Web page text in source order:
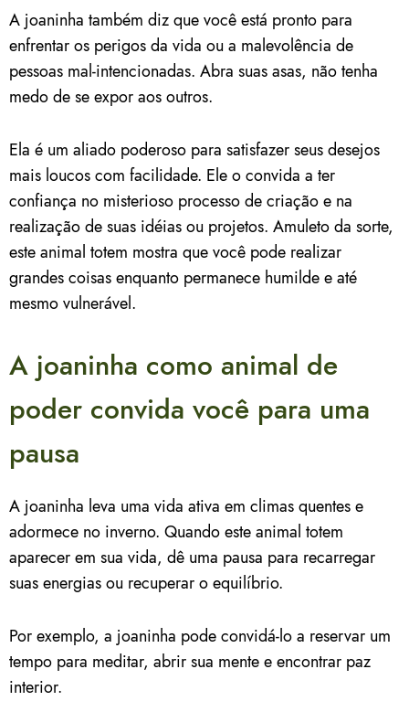
A joaninha também diz que você está pronto para
enfrentar os perigos da vida ou a malevolência de
pessoas mal-intencionadas. Abra suas asas, não tenha
medo de se expor aos outros.
Ela é um aliado poderoso para satisfazer seus desejos
mais loucos com facilidade. Ele o convida a ter
confiança no misterioso processo de criação e na
realização de suas idéias ou projetos. Amuleto da sorte,
este animal totem mostra que você pode realizar
grandes coisas enquanto permanece humilde e até
mesmo vulnerável.
A joaninha como animal de
poder convida você para uma
pausa
A joaninha leva uma vida ativa em climas quentes e
adormece no inverno. Quando este animal totem
aparecer em sua vida, dê uma pausa para recarregar
suas energias ou recuperar o equilíbrio.
Por exemplo, a joaninha pode convidá-lo a reservar um
tempo para meditar, abrir sua mente e encontrar paz
interior.